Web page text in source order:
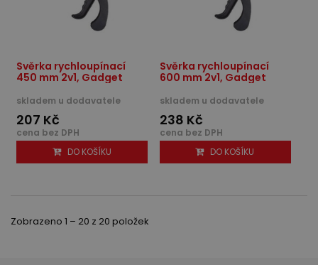
Svěrka rychloupínací
450 mm 2v1, Gadget
skladem u dodavatele
207 Kč
cena bez DPH
DO KOŠÍKU
Svěrka rychloupínací
600 mm 2v1, Gadget
skladem u dodavatele
238 Kč
cena bez DPH
DO KOŠÍKU
Zobrazeno 1 – 20 z 20 položek